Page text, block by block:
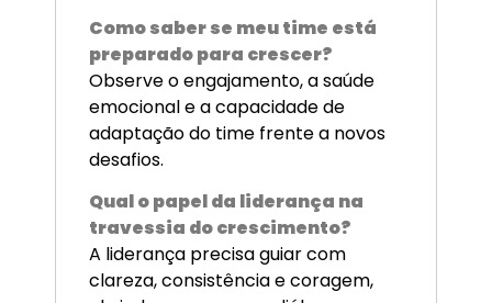
Como saber se meu time está
preparado para crescer?
Observe o engajamento, a saúde
emocional e a capacidade de
adaptação do time frente a novos
desafios.
Qual o papel da liderança na
travessia do crescimento?
A liderança precisa guiar com
clareza, consistência e coragem,